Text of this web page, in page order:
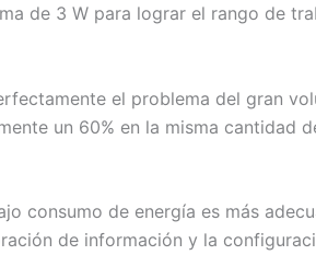
de 3 W para lograr el rango de
el problema del gran
un 60% en la misma cantidad
consumo de energía es más
de información y la